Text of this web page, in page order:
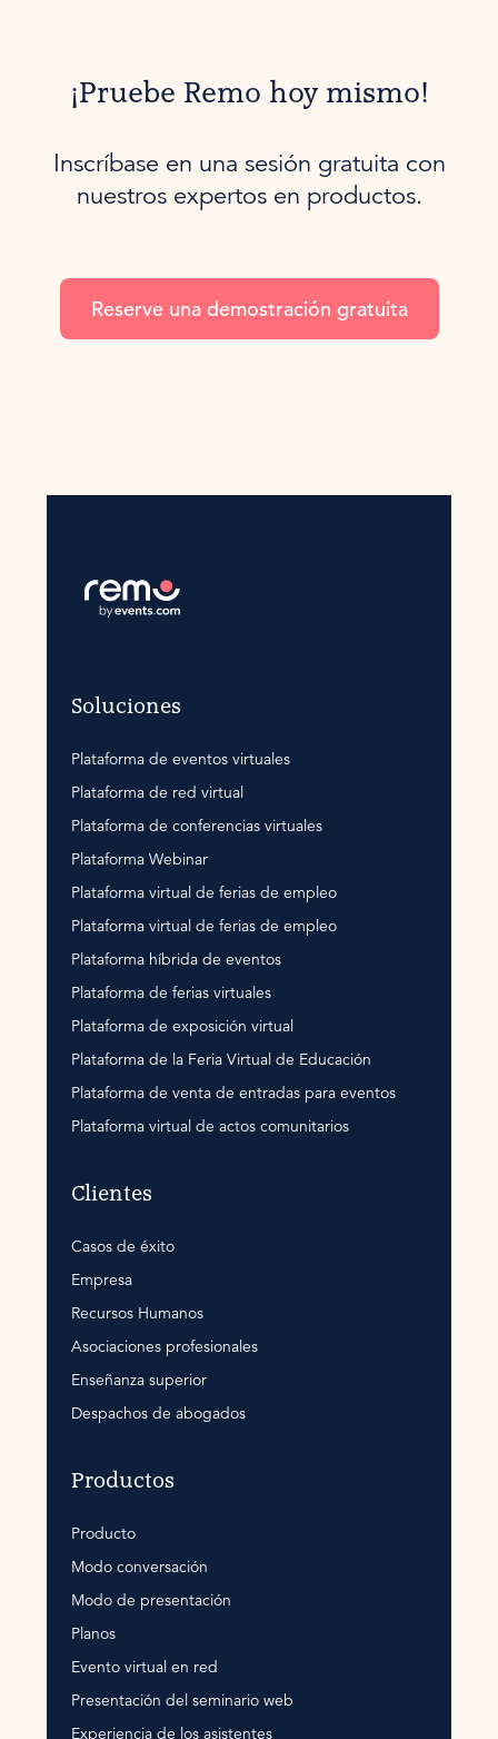
¡Pruebe Remo hoy mismo!
Inscríbase en una sesión gratuita con
nuestros expertos en productos.
Reserve una demostración gratuita
Soluciones
Plataforma de eventos virtuales
Plataforma de red virtual
Plataforma de conferencias virtuales
Plataforma Webinar
Plataforma virtual de ferias de empleo
Plataforma virtual de ferias de empleo
Plataforma híbrida de eventos
Plataforma de ferias virtuales
Plataforma de exposición virtual
Plataforma de la Feria Virtual de Educación
Plataforma de venta de entradas para eventos
Plataforma virtual de actos comunitarios
Clientes
Casos de éxito
Empresa
Recursos Humanos
Asociaciones profesionales
Enseñanza superior
Despachos de abogados
Productos
Producto
Modo conversación
Modo de presentación
Planos
Evento virtual en red
Presentación del seminario web
Experiencia de los asistentes